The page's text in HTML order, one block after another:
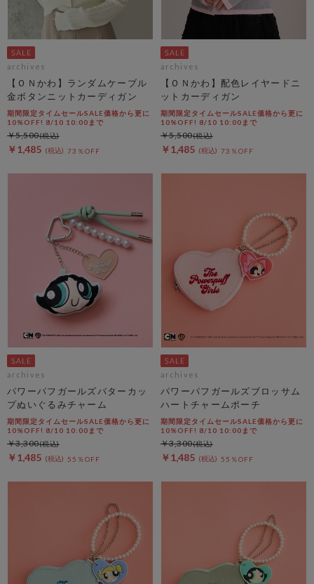
archives
【ＯＮかわ】ランダムケーブル
金ボタンニットカーディガン
期間限定タイムセールSALE価格から更に
10%OFF! 8/10 10:00まで
￥1,485 73％OFF
￥5,500
archives
【ＯＮかわ】配色レイヤードニ
ットカーディガン
期間限定タイムセールSALE価格から更に
10%OFF! 8/10 10:00まで
￥1,485 73％OFF
￥5,500
archives
パワーパフガールズバターカッ
プぬいぐるみチャーム
期間限定タイムセールSALE価格から更に
10%OFF! 8/10 10:00まで
￥1,485 55％OFF
￥3,300
archives
パワーパフガールズブロッサム
ハートチャームポーチ
期間限定タイムセールSALE価格から更に
10%OFF! 8/10 10:00まで
￥1,485 55％OFF
￥3,300